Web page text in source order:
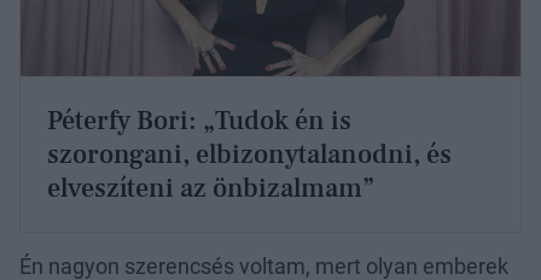
Péterfy Bori: „Tudok én is
szorongani, elbizonytalanodni, és
elveszíteni az önbizalmam”
Én nagyon szerencsés voltam, mert olyan emberek